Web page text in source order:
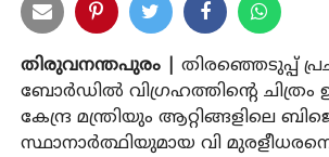
തിരുവനന്തപുരം |
തിരഞ്ഞെടുപ്പ്
ബോര്‍ഡില്‍ വിഗ്രഹത്തിന്റെ ചിത്രം
കേന്ദ്ര മന്ത്രിയും ആറ്റിങ്ങളിലെ
സ്ഥാനാര്‍ത്ഥിയുമായ വി